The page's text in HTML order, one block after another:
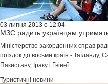
03 липня 2013 о 12:04
МЗС радить українцям
Міністерство закордонних справ
поїздок до восьми країн - Таїланду,
Пакистану, Іраку і Гвінеї....
Туристичні новини